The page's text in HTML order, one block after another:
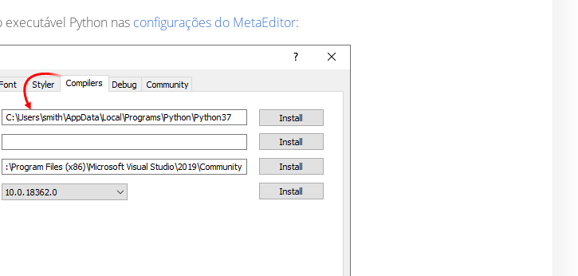
Python nas configurações do MetaEditor: